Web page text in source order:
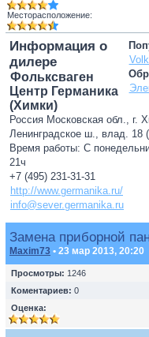
Месторасположение:
Информация о
дилере
Фольксваген
Центр Германика
(Химки)
Россия Московская обл., г.
Ленинградское ш., влад.
Время работы: С
21ч
+7 (495) 231-31-31
http://www.germanika.ru/
info@sever.germanika.ru
Замена приборной
Maxim73 • 23 мар 2013, 20:20
Просмотры: 1246
Коментариев: 0
Оценка: